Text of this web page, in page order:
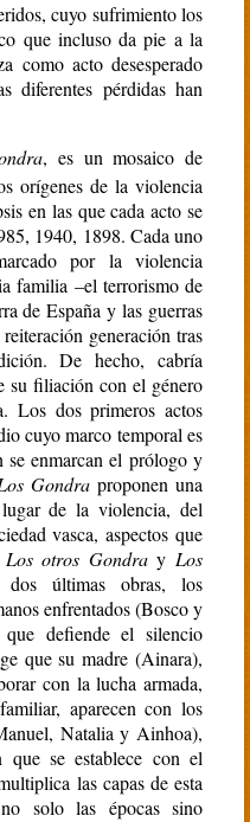
cuyo sufrimiento los
que incluso da pie a la
como acto desesperado
diferentes pérdidas han
, es un mosaico de
orígenes de la violencia
en las que cada acto se
1940, 1898. Cada uno
por la violencia
familia –el terrorismo de
de España y las guerras
generación tras
De hecho, cabría
su filiación con el género
Los dos primeros actos
cuyo marco temporal es
se enmarcan el prólogo y
Gondra proponen una
de la violencia, del
vasca, aspectos que
Los otros GondrayLos
últimas obras, los
enfrentados (Bosco y
defiende el silencio
que su madre (Ainara),
con la lucha armada,
aparecen con los
Natalia y Ainhoa),
se establece con el
las capas de esta
solo las épocas sino